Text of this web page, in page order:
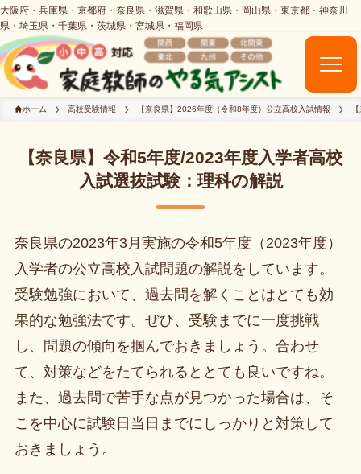
ホーム 高校受験情報 【奈良県】2026年度（令和8年度）公立高校入試情報
【奈良県】令和5年度/2023年度入学者高校
入試選抜試験：理科の解説
奈良県の2023年3月実施の令和5年度（2023年度）
入学者の公立高校入試問題の解説をしています。
受験勉強において、過去問を解くことはとても効
果的な勉強法です。ぜひ、受験までに一度挑戦
し、問題の傾向を掴んでおきましょう。合わせ
て、対策などをたてられるととても良いですね。
また、過去問で苦手な点が見つかった場合は、そ
こを中心に試験日当日までにしっかりと対策して
おきましょう。